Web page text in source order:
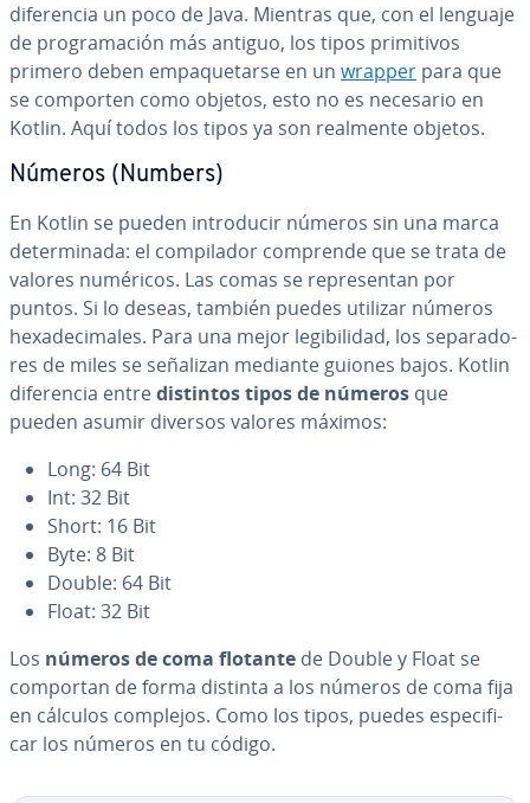
di­fe­re­n­cia un poco de Java. Mientras que, con el lenguaje
de pro­gra­ma­ción más antiguo, los tipos pri­mi­ti­vos
primero deben em­pa­que­tar­se en un wrapper para que
se comporten como objetos, esto no es necesario en
Kotlin. Aquí todos los tipos ya son realmente objetos.
Números (Numbers)
En Kotlin se pueden in­tro­du­cir números sin una marca
de­te­r­mi­na­da: el co­m­pi­la­dor comprende que se trata de
valores numéricos. Las comas se re­pre­se­n­tan por
puntos. Si lo deseas, también puedes utilizar números
he­xa­de­ci­ma­les. Para una mejor le­gi­bi­li­dad, los se­pa­ra­do­
res de miles se señalizan mediante guiones bajos. Kotlin
di­fe­re­n­cia entredistintos tipos de números que
pueden asumir diversos valores máximos:
Long: 64 Bit
Int: 32 Bit
Short: 16 Bit
Byte: 8 Bit
Double: 64 Bit
Float: 32 Bit
Los números de coma flotante de Double y Float se
comportan de forma distinta a los números de coma fija
en cálculos complejos. Como los tipos, puedes es­pe­ci­fi­
car los números en tu código.